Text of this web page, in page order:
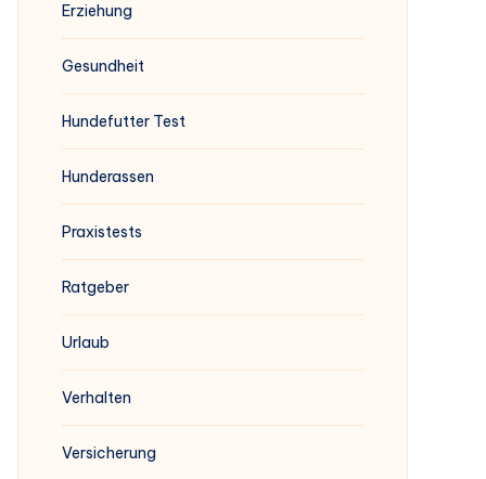
Erziehung
Gesundheit
Hundefutter Test
Hunderassen
Praxistests
Ratgeber
Urlaub
Verhalten
Versicherung